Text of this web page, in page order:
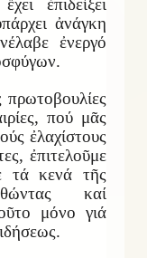
ἐπιδείξει
ἀνάγκη
ἐνεργό
πού μᾶς
ἐλαχίστους
ἐπιτελοῦμε
τά κενά τῆς
καί
μόνο γιά